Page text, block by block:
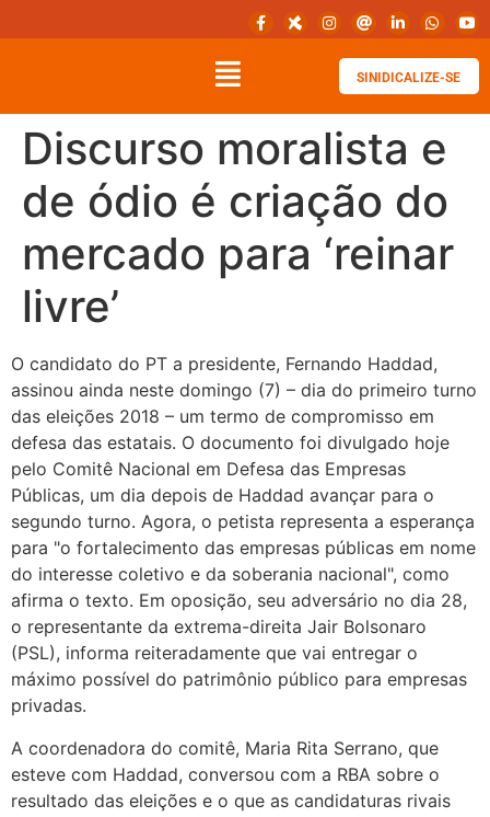
SINIDICALIZE-SE
Discurso moralista e
de ódio é criação do
mercado para ‘reinar
livre’
O candidato do PT a presidente, Fernando Haddad,
assinou ainda neste domingo (7) – dia do primeiro turno
das eleições 2018 – um termo de compromisso em
defesa das estatais. O documento foi divulgado hoje
pelo Comitê Nacional em Defesa das Empresas
Públicas, um dia depois de Haddad avançar para o
segundo turno. Agora, o petista representa a esperança
para "o fortalecimento das empresas públicas em nome
do interesse coletivo e da soberania nacional", como
afirma o texto. Em oposição, seu adversário no dia 28,
o representante da extrema-direita Jair Bolsonaro
(PSL), informa reiteradamente que vai entregar o
máximo possível do patrimônio público para empresas
privadas.
A coordenadora do comitê, Maria Rita Serrano, que
esteve com Haddad, conversou com a RBA sobre o
resultado das eleições e o que as candidaturas rivais